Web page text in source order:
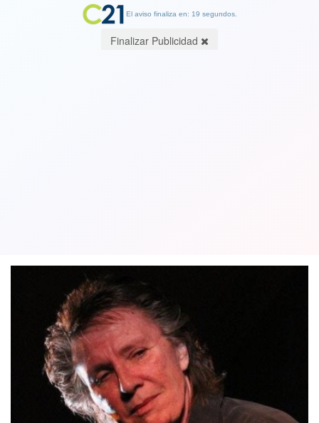
El aviso finaliza en: 19 segundos.
Finalizar Publicidad